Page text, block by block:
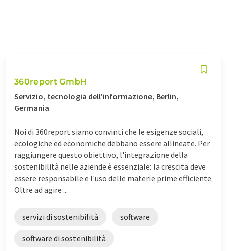
360report GmbH
Servizio, tecnologia dell'informazione, Berlin,
Germania
Noi di 360report siamo convinti che le esigenze sociali,
ecologiche ed economiche debbano essere allineate. Per
raggiungere questo obiettivo, l'integrazione della
sostenibilità nelle aziende è essenziale: la crescita deve
essere responsabile e l'uso delle materie prime efficiente.
Oltre ad agire ...
servizi di sostenibilità software
software di sostenibilità